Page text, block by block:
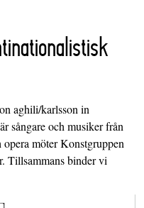
aghili/karlsson in
sångare och musiker från
möter Konstgruppen
Tillsammans binder vi